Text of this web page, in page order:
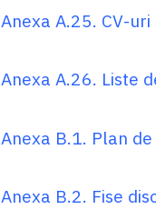
Anexa A.25. CV-
Anexa A.26. Liste
Anexa B.1. Plan
Anexa B.2. Fise